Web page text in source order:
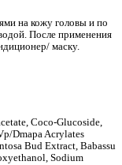
на кожу головы и по
После применения
маску.
Coco-Glucoside,
Dmapa Acrylates
Bud Extract, Babassu
Sodium